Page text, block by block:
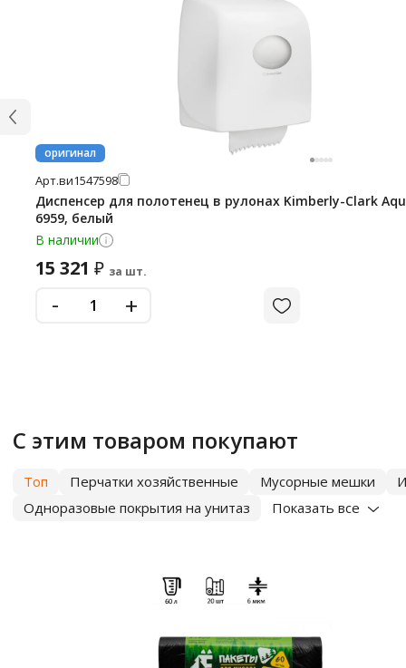
оригинал
Арт.ви1547598
Диспенсер для полотенец в рулонах Kimberly-Clark
6959, белый
В наличии
15 321 ₽ за шт.
- +
С этим товаром покупают
Топ Перчатки хозяйственные Мусорные мешки
Одноразовые покрытия на унитаз
Показать все